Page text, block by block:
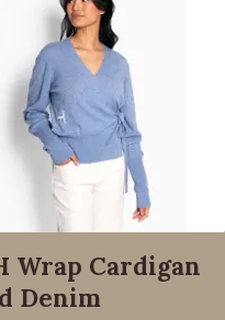
Wrap Cardigan
Denim